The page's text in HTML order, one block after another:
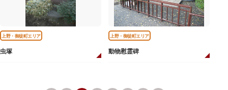
上野・御徒町エリア
虫塚
上野・御徒町エリア
動物慰霊碑